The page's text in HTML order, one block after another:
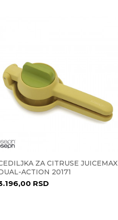
ZA CITRUSE JUICEMAX
ACTION 20171
RSD